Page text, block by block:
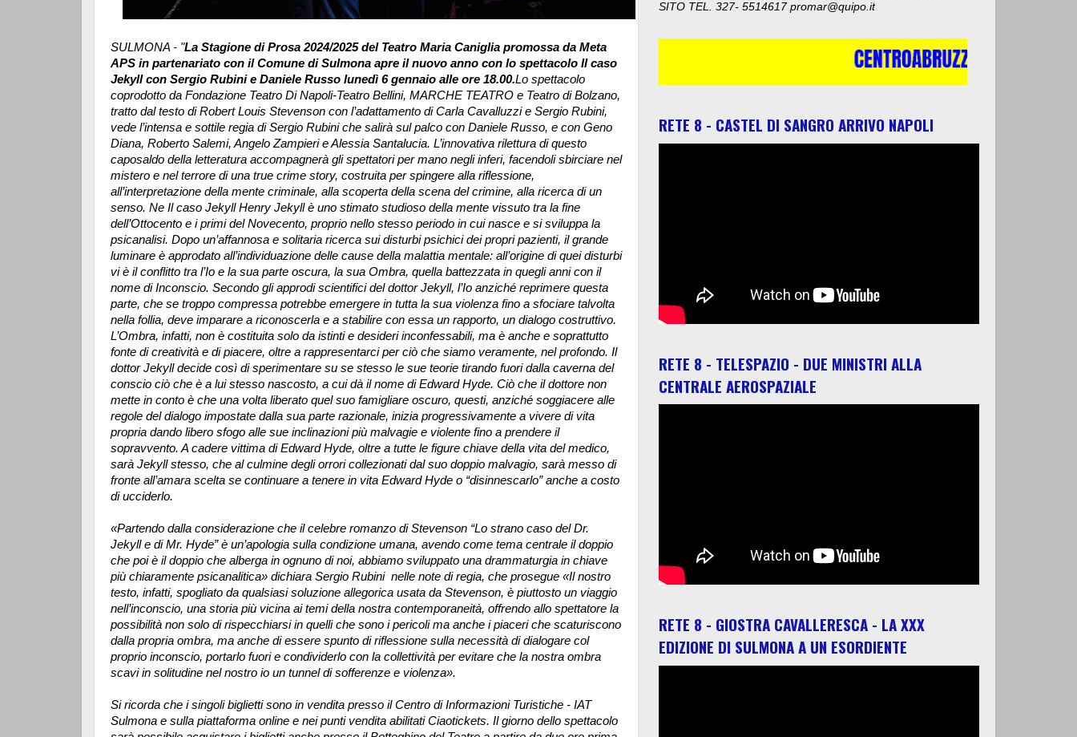
SULMONA - "La Stagione di Prosa 2024/2025 del Teatro Maria Caniglia promossa da Meta
APS in partenariato con il Comune di Sulmona apre il nuovo anno con lo spettacolo Il caso
Jekyll con Sergio Rubini e Daniele Russo lunedì 6 gennaio alle ore 18.00.Lo spettacolo
coprodotto da Fondazione Teatro Di Napoli-Teatro Bellini, MARCHE TEATRO e Teatro di Bolzano,
tratto dal testo di Robert Louis Stevenson con l’adattamento di Carla Cavalluzzi e Sergio Rubini,
vede l’intensa e sottile regia di Sergio Rubini che salirà sul palco con Daniele Russo, e con Geno
Diana, Roberto Salemi, Angelo Zampieri e Alessia Santalucia. L’innovativa rilettura di questo
caposaldo della letteratura accompagnerà gli spettatori per mano negli inferi, facendoli sbirciare nel
mistero e nel terrore di una true crime story, costruita per spingere alla riflessione,
all’interpretazione della mente criminale, alla scoperta della scena del crimine, alla ricerca di un
senso. Ne Il caso Jekyll Henry Jekyll è uno stimato studioso della mente vissuto tra la fine
dell’Ottocento e i primi del Novecento, proprio nello stesso periodo in cui nasce e si sviluppa la
psicanalisi. Dopo un’affannosa e solitaria ricerca sui disturbi psichici dei propri pazienti, il grande
luminare è approdato all’individuazione delle cause della malattia mentale: all’origine di quei disturbi
vi è il conflitto tra l’Io e la sua parte oscura, la sua Ombra, quella battezzata in quegli anni con il
nome di Inconscio. Secondo gli approdi scientifici del dottor Jekyll, l’Io anziché reprimere questa
parte, che se troppo compressa potrebbe emergere in tutta la sua violenza fino a sfociare talvolta
nella follia, deve imparare a riconoscerla e a stabilire con essa un rapporto, un dialogo costruttivo.
L’Ombra, infatti, non è costituita solo da istinti e desideri inconfessabili, ma è anche e soprattutto
fonte di creatività e di piacere, oltre a rappresentarci per ciò che siamo veramente, nel profondo. Il
dottor Jekyll decide così di sperimentare su se stesso le sue teorie tirando fuori dalla caverna del
conscio ciò che è a lui stesso nascosto, a cui dà il nome di Edward Hyde. Ciò che il dottore non
mette in conto è che una volta liberato quel suo famigliare oscuro, questi, anziché soggiacere alle
regole del dialogo impostate dalla sua parte razionale, inizia progressivamente a vivere di vita
propria dando libero sfogo alle sue inclinazioni più malvagie e violente fino a prendere il
sopravvento. A cadere vittima di Edward Hyde, oltre a tutte le figure chiave della vita del medico,
sarà Jekyll stesso, che al culmine degli orrori collezionati dal suo doppio malvagio, sarà messo di
fronte all’amara scelta se continuare a tenere in vita Edward Hyde o “disinnescarlo” anche a costo
di ucciderlo.
«Partendo dalla considerazione che il celebre romanzo di Stevenson “Lo strano caso del Dr.
Jekyll e di Mr. Hyde” è un’apologia sulla condizione umana, avendo come tema centrale il doppio
che poi è il doppio che alberga in ognuno di noi, abbiamo sviluppato una drammaturgia in chiave
più chiaramente psicanalitica» dichiara Sergio Rubini nelle note di regia, che prosegue «Il nostro
testo, infatti, spogliato da qualsiasi soluzione allegorica usata da Stevenson, è piuttosto un viaggio
nell’inconscio, una storia più vicina ai temi della nostra contemporaneità, offrendo allo spettatore la
possibilità non solo di rispecchiarsi in quelli che sono i pericoli ma anche i piaceri che scaturiscono
dalla propria ombra, ma anche di essere spunto di riflessione sulla necessità di dialogare col
proprio inconscio, portarlo fuori e condividerlo con la collettività per evitare che la nostra ombra
scavi in solitudine nel nostro io un tunnel di sofferenze e violenza».
Si ricorda che i singoli biglietti sono in vendita presso il Centro di Informazioni Turistiche - IAT
Sulmona e sulla piattaforma online e nei punti vendita abilitati Ciaotickets. Il giorno dello spettacolo
SITO TEL. 327- 5514617 promar@quipo.it
RETE 8 - CASTEL DI SANGRO ARRIVO NAPOLI
RETE 8 - TELESPAZIO - DUE MINISTRI ALLA
CENTRALE AEROSPAZIALE
RETE 8 - GIOSTRA CAVALLERESCA - LA XXX
EDIZIONE DI SULMONA A UN ESORDIENTE